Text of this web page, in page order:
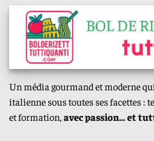
Un média gourmand et moderne
italienne sous toutes ses facettes :
et formation,avec passion… et